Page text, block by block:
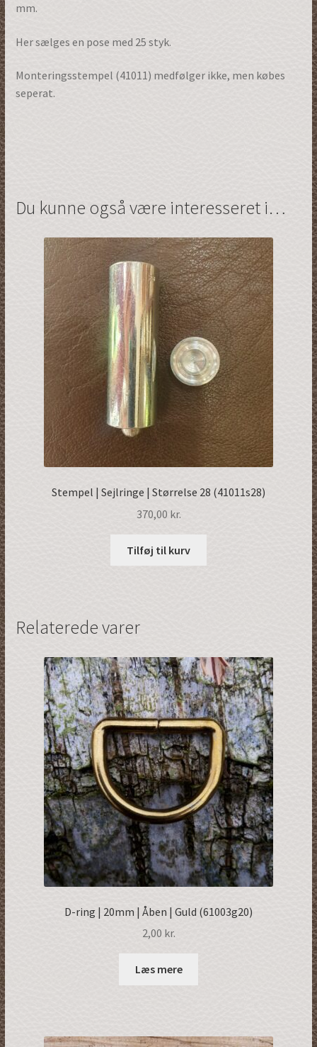
mm.
Her sælges en pose med 25 styk.
Monteringsstempel (41011) medfølger ikke, men købes
seperat.
Du kunne også være interesseret i…
Stempel | Sejlringe | Størrelse 28 (41011s28)
370,00 kr.
Tilføj til kurv
Relaterede varer
D-ring | 20mm | Åben | Guld (61003g20)
2,00 kr.
Læs mere